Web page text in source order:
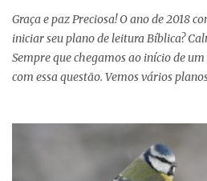
Sábio rei Salomão nós dá uma dica de
Provérbios dizendo que o coração
alegr...
Graça e paz Preciosa! O ano de 2018
iniciar seu plano de leitura Bíblica?
Sempre que chegamos ao início de
com essa questão. Vemos vários
janeiro, principalmente as mulheres
familiares em casa e precisam
aquela viagem de férias, e os dias se